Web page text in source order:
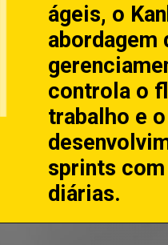
ágeis, o
abordagem
controla o
trabalho e
sprints
diárias.